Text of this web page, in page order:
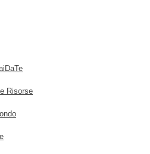
Risorse